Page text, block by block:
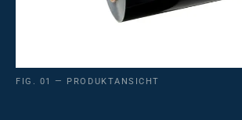
FIG. 01 — PRODUKTANSICHT